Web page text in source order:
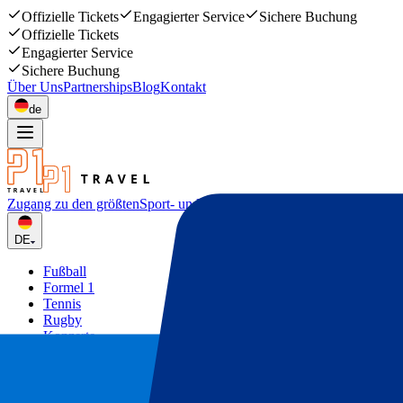
Offizielle Tickets Engagierter Service
Sichere Buchung
Offizielle Tickets
Engagierter Service
Sichere Buchung
Über UnsPartnershipsBlogKontakt
de
Zugang zu den größtenSport- und Musikevents
DE
Fußball
Formel 1
Tennis
Rugby
Konzerte